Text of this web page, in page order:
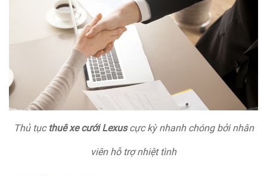
Thủ tục thuê xe cưới Lexuscực kỳ nhanh chóng bởi nhân
viên hỗ trợ nhiệt tình